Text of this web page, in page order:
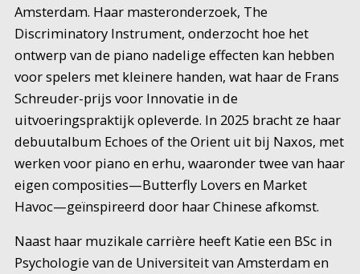
Amsterdam. Haar masteronderzoek, The
Discriminatory Instrument, onderzocht hoe het
ontwerp van de piano nadelige effecten kan hebben
voor spelers met kleinere handen, wat haar de Frans
Schreuder-prijs voor Innovatie in de
uitvoeringspraktijk opleverde. In 2025 bracht ze haar
debuutalbum Echoes of the Orient uit bij Naxos, met
werken voor piano en erhu, waaronder twee van haar
eigen composities—Butterfly Lovers en Market
Havoc—geïnspireerd door haar Chinese afkomst.
Naast haar muzikale carrière heeft Katie een BSc in
Psychologie van de Universiteit van Amsterdam en